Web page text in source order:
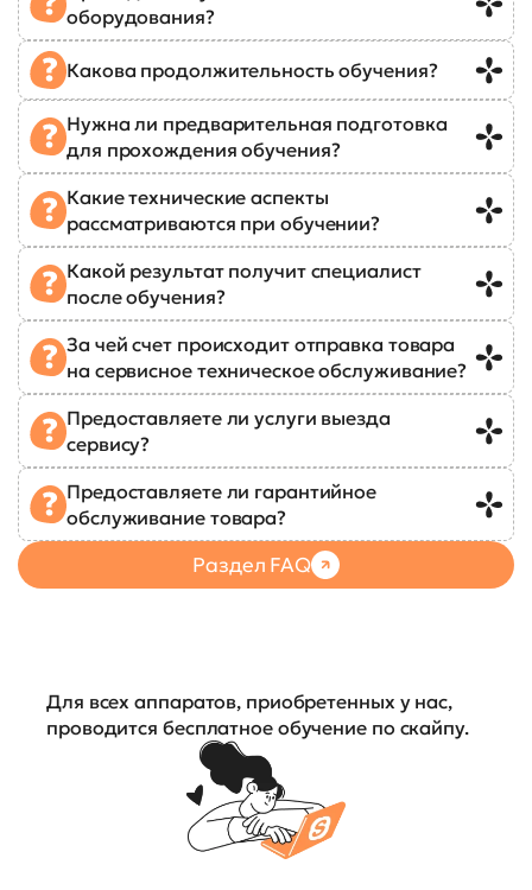
оборудования?
Какова продолжительность обучения?
Нужна ли предварительная подготовка
для прохождения обучения?
Какие технические аспекты
рассматриваются при обучении?
Какой результат получит специалист
после обучения?
За чей счет происходит отправка товара
на сервисное техническое обслуживание?
Предоставляете ли услуги выезда
сервису?
Предоставляете ли гарантийное
обслуживание товара?
Раздел FAQ
Для всех аппаратов, приобретенных у нас,
проводится бесплатное обучение по скайпу.